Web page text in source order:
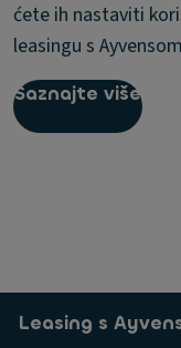
ćete ih nastaviti
leasingu s
Saznajte više
Leasing s